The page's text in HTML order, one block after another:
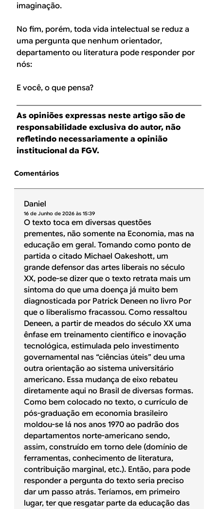
imaginação.
No fim, porém, toda vida intelectual se reduz a
uma pergunta que nenhum orientador,
departamento ou literatura pode responder por
nós:
E você, o que pensa?
As opiniões expressas neste artigo são de
responsabilidade exclusiva do autor, não
refletindo necessariamente a opinião
institucional da FGV.
Comentários
Daniel
16 de Junho de 2026 às 15:39
O texto toca em diversas questões
prementes, não somente na Economia, mas na
educação em geral. Tomando como ponto de
partida o citado Michael Oakeshott, um
grande defensor das artes liberais no século
XX, pode-se dizer que o texto retrata mais um
sintoma do que uma doença já muito bem
diagnosticada por Patrick Deneen no livro Por
que o liberalismo fracassou. Como ressaltou
Deneen, a partir de meados do século XX uma
ênfase em treinamento científico e inovação
tecnológica, estimulada pelo investimento
governamental nas “ciências úteis” deu uma
outra orientação ao sistema universitário
americano. Essa mudança de eixo rebateu
diretamente aqui no Brasil de diversas formas.
Como bem colocado no texto, o currículo de
pós-graduação em economia brasileiro
moldou-se lá nos anos 1970 ao padrão dos
departamentos norte-americano sendo,
assim, construído em torno dele (domínio de
ferramentas, conhecimento de literatura,
contribuição marginal, etc.). Então, para pode
responder a pergunta do texto seria preciso
dar um passo atrás. Teríamos, em primeiro
lugar, ter que resgatar parte da educação das